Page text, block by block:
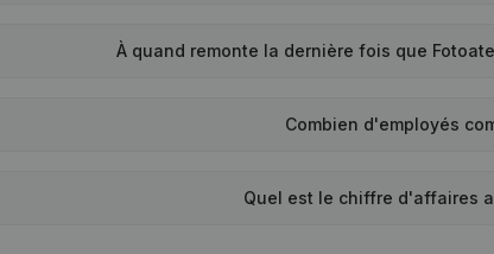
À quand remonte la dernière fois que
Combien d'employés
Quel est le chiffre d'affaires